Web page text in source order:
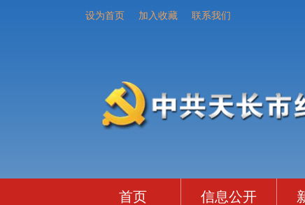
设为首页 加入收藏 联系我们
首页 信息公开